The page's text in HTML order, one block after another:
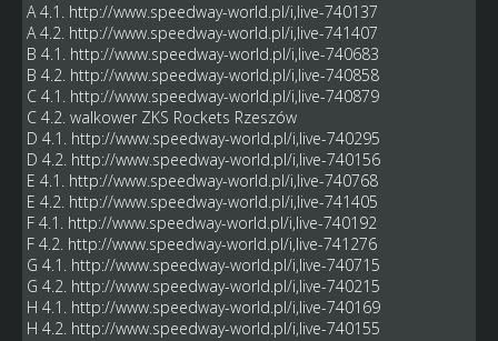
A 4.1. http://www.speedway-world.pl/i,live-740137
A 4.2. http://www.speedway-world.pl/i,live-741407
B 4.1. http://www.speedway-world.pl/i,live-740683
B 4.2. http://www.speedway-world.pl/i,live-740858
C 4.1. http://www.speedway-world.pl/i,live-740879
C 4.2. walkower ZKS Rockets Rzeszów
D 4.1. http://www.speedway-world.pl/i,live-740295
D 4.2. http://www.speedway-world.pl/i,live-740156
E 4.1. http://www.speedway-world.pl/i,live-740768
E 4.2. http://www.speedway-world.pl/i,live-741405
F 4.1. http://www.speedway-world.pl/i,live-740192
F 4.2. http://www.speedway-world.pl/i,live-741276
G 4.1. http://www.speedway-world.pl/i,live-740715
G 4.2. http://www.speedway-world.pl/i,live-740215
H 4.1. http://www.speedway-world.pl/i,live-740169
H 4.2. http://www.speedway-world.pl/i,live-740155